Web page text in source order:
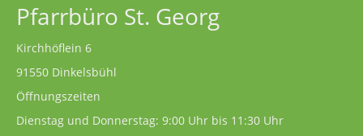
Pfarrbüro St. Georg
Kirchhöflein 6
91550 Dinkelsbühl
Öffnungszeiten
Dienstag und Donnerstag: 9:00 Uhr bis 11:30 Uhr